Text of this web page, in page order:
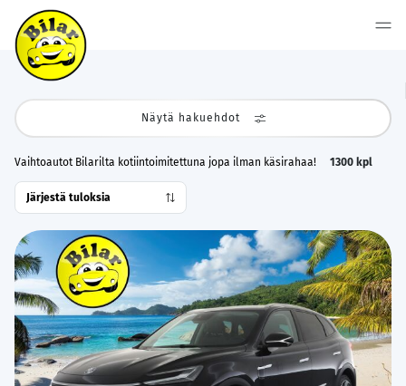
Näytä hakuehdot
Vaihtoautot Bilarilta kotiintoimitettuna jopa ilman käsirahaa! 1300 kpl